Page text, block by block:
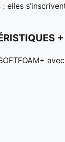
elles